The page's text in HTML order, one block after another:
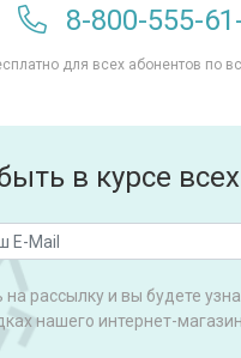
8-800-555-
для всех абонентов по
в курсе
рассылку и вы будете
нашего интернет-